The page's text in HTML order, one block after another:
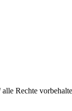
Rechte